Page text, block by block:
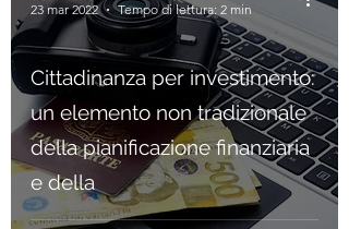
Cittadinanza per investimento:
un elemento non tradizionale
della pianificazione finanziaria
e della
23 mar 2022
Tempo di lettura: 2 min